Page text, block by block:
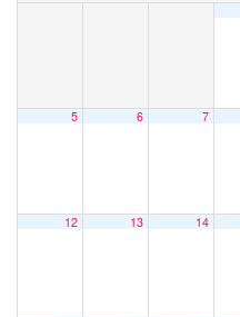
5 6 7
12 13 14